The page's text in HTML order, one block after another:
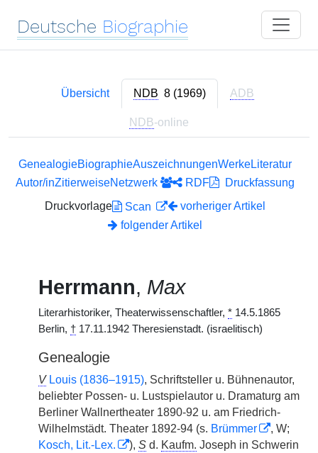
Deutsche Biographie
Übersicht NDB 8 (1969) ADB
NDB-online
GenealogieBiographieAuszeichnungenWerkeLiteratur
Autor/inZitierweiseNetzwerk RDF
Druckfassung
Druckvorlage
Scan
vorheriger Artikel
folgender Artikel
Herrmann, Max
Literarhistoriker, Theaterwissenschaftler, * 14.5.1865
Berlin, † 17.11.1942 Theresienstadt. (israelitisch)
Genealogie
V Louis (1836–1915), Schriftsteller u. Bühnenautor,
beliebter Possen- u. Lustspielautor u. Dramaturg am
Berliner Wallnertheater 1890-92 u. am Friedrich-
Wilhelmstädt. Theater 1892-94 (s. Brümmer
, W;
Kosch, Lit.-Lex.
), S d. Kaufm. Joseph in Schwerin